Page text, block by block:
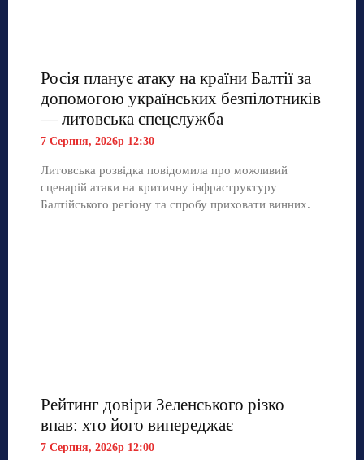
Росія планує атаку на країни Балтії за
допомогою українських безпілотників
— литовська спецслужба
7 Серпня, 2026р 12:30
Литовська розвідка повідомила про можливий
сценарій атаки на критичну інфраструктуру
Балтійського регіону та спробу приховати винних.
Рейтинг довіри Зеленського різко
впав: хто його випереджає
7 Серпня, 2026р 12:00